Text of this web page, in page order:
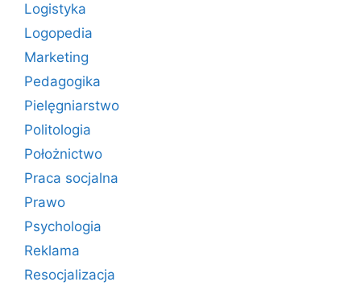
Logistyka
Logopedia
Marketing
Pedagogika
Pielęgniarstwo
Politologia
Położnictwo
Praca socjalna
Prawo
Psychologia
Reklama
Resocjalizacja